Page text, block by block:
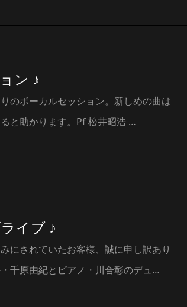
ン ♪
のボーカルセッション。新しめの曲は
と助かります。Pf 松井昭浩 …
イブ ♪
にされていたお客様、誠に申し訳あり
千原由紀とピアノ・川合彰のデュ…